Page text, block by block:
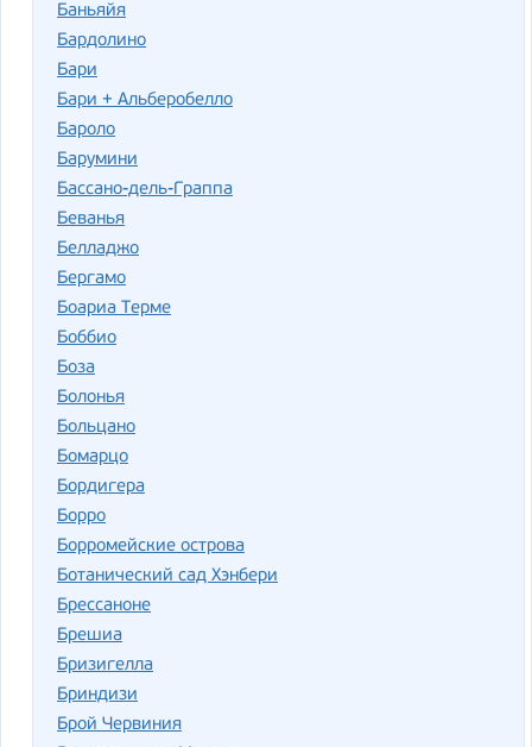
Баньяйя
Бардолино
Бари
Бари + Альберобелло
Бароло
Барумини
Бассано-дель-Граппа
Беванья
Белладжо
Бергамо
Боариа Терме
Боббио
Боза
Болонья
Больцано
Бомарцо
Бордигера
Борро
Борромейские острова
Ботанический сад Хэнбери
Брессаноне
Брешиа
Бризигелла
Бриндизи
Брой Червиния